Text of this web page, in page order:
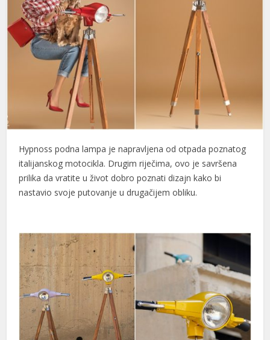
Hypnoss podna lampa je napravljena od otpada poznatog
italijanskog motocikla. Drugim riječima, ovo je savršena
prilika da vratite u život dobro poznati dizajn kako bi
nastavio svoje putovanje u drugačijem obliku.